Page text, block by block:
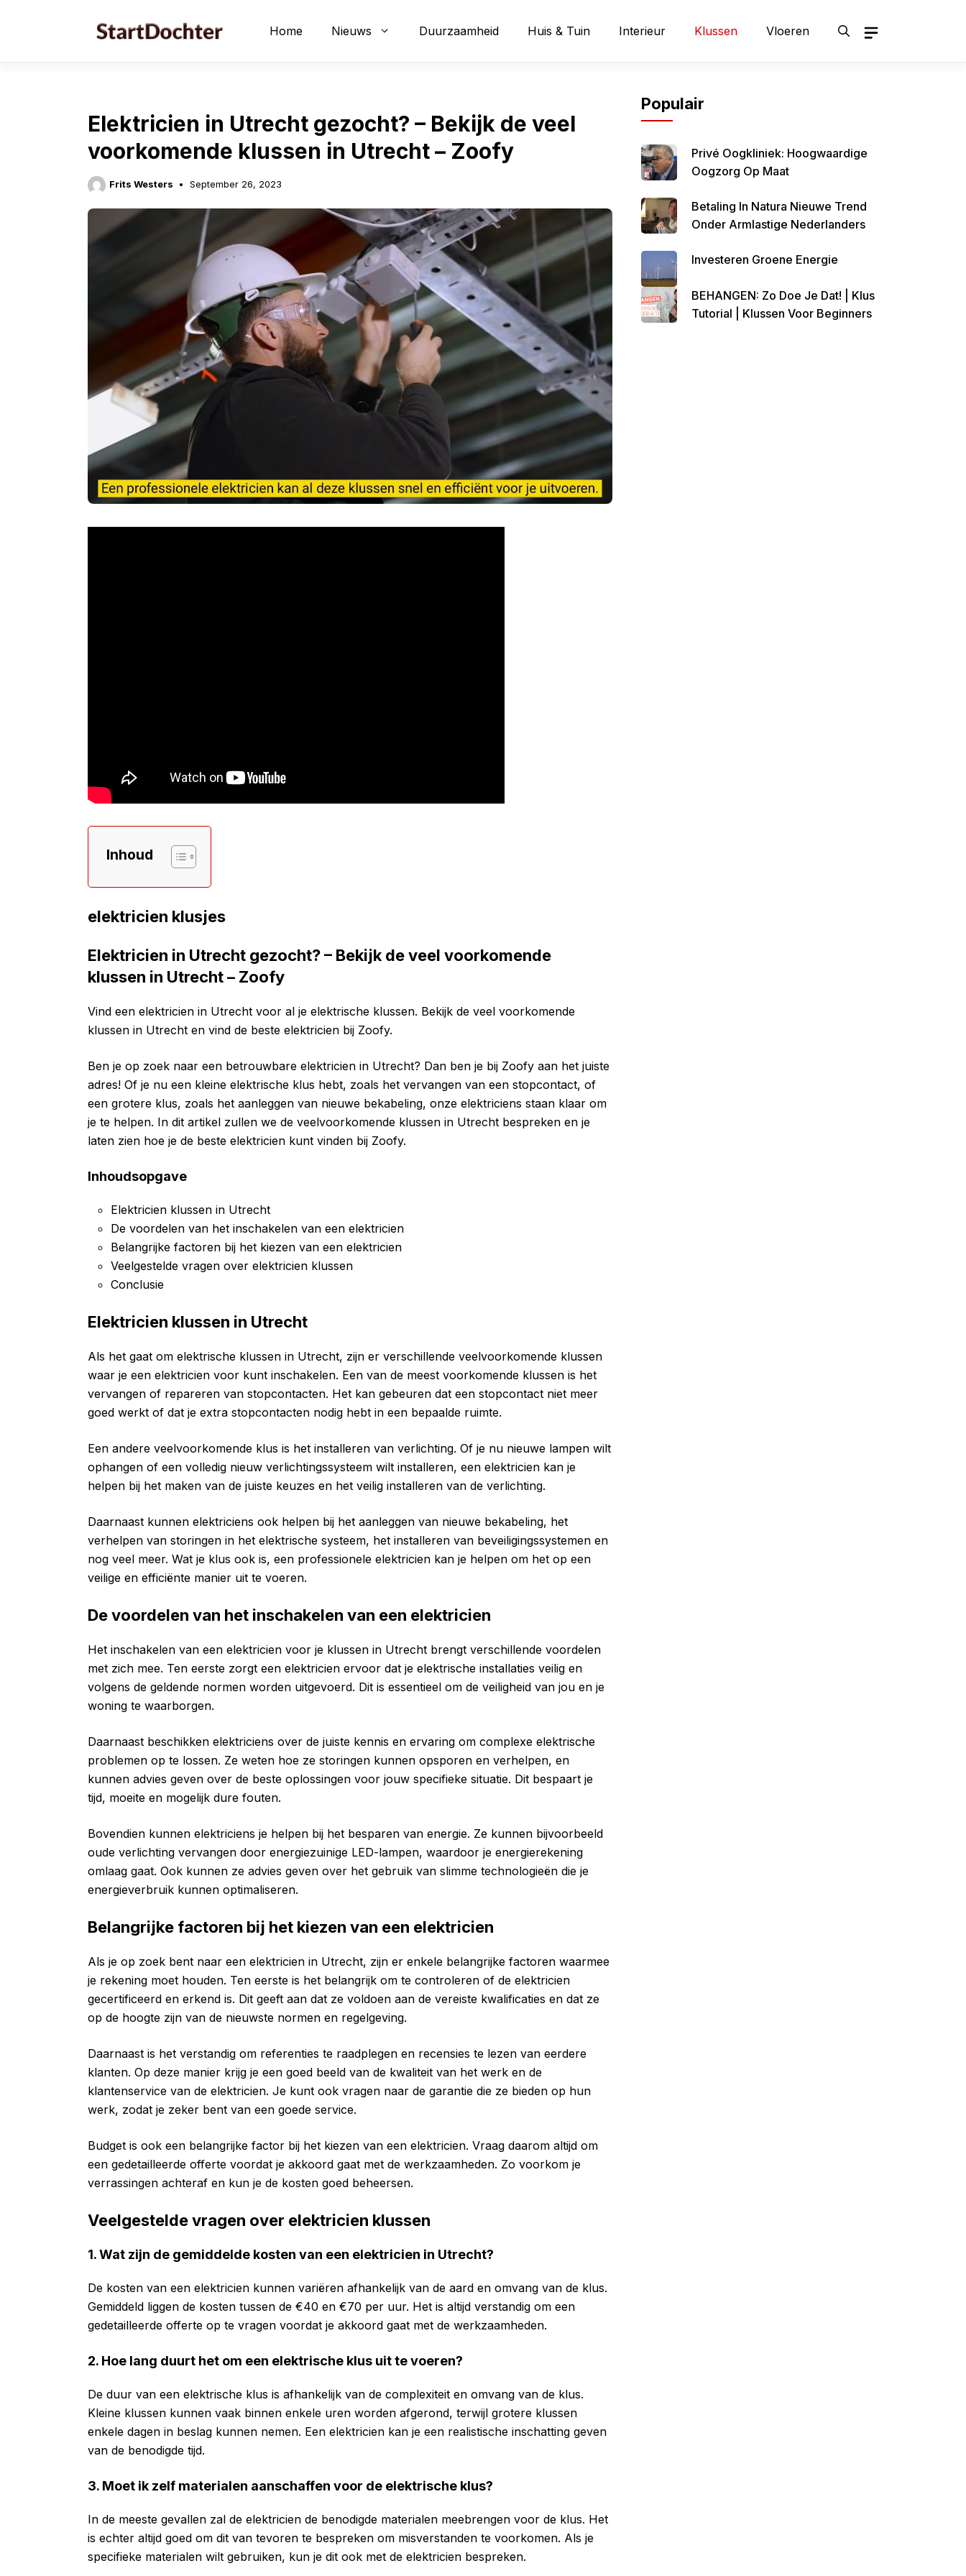
Home Nieuws Duurzaamheid Huis & Tuin Interieur Klussen Vloeren
Elektricien in Utrecht gezocht? – Bekijk de veel
voorkomende klussen in Utrecht – Zoofy
Frits Westers September 26, 2023
Inhoud
elektricien klusjes
Elektricien in Utrecht gezocht? – Bekijk de veel voorkomende
klussen in Utrecht – Zoofy
Vind een elektricien in Utrecht voor al je elektrische klussen. Bekijk de veel voorkomende
klussen in Utrecht en vind de beste elektricien bij Zoofy.
Ben je op zoek naar een betrouwbare elektricien in Utrecht? Dan ben je bij Zoofy aan het juiste
adres! Of je nu een kleine elektrische klus hebt, zoals het vervangen van een stopcontact, of
een grotere klus, zoals het aanleggen van nieuwe bekabeling, onze elektriciens staan klaar om
je te helpen. In dit artikel zullen we de veelvoorkomende klussen in Utrecht bespreken en je
laten zien hoe je de beste elektricien kunt vinden bij Zoofy.
Inhoudsopgave
Elektricien klussen in Utrecht
De voordelen van het inschakelen van een elektricien
Belangrijke factoren bij het kiezen van een elektricien
Veelgestelde vragen over elektricien klussen
Conclusie
Elektricien klussen in Utrecht
Als het gaat om elektrische klussen in Utrecht, zijn er verschillende veelvoorkomende klussen
waar je een elektricien voor kunt inschakelen. Een van de meest voorkomende klussen is het
vervangen of repareren van stopcontacten. Het kan gebeuren dat een stopcontact niet meer
goed werkt of dat je extra stopcontacten nodig hebt in een bepaalde ruimte.
Een andere veelvoorkomende klus is het installeren van verlichting. Of je nu nieuwe lampen wilt
ophangen of een volledig nieuw verlichtingssysteem wilt installeren, een elektricien kan je
helpen bij het maken van de juiste keuzes en het veilig installeren van de verlichting.
Daarnaast kunnen elektriciens ook helpen bij het aanleggen van nieuwe bekabeling, het
verhelpen van storingen in het elektrische systeem, het installeren van beveiligingssystemen en
nog veel meer. Wat je klus ook is, een professionele elektricien kan je helpen om het op een
veilige en efficiënte manier uit te voeren.
De voordelen van het inschakelen van een elektricien
Het inschakelen van een elektricien voor je klussen in Utrecht brengt verschillende voordelen
met zich mee. Ten eerste zorgt een elektricien ervoor dat je elektrische installaties veilig en
volgens de geldende normen worden uitgevoerd. Dit is essentieel om de veiligheid van jou en je
woning te waarborgen.
Daarnaast beschikken elektriciens over de juiste kennis en ervaring om complexe elektrische
problemen op te lossen. Ze weten hoe ze storingen kunnen opsporen en verhelpen, en
kunnen advies geven over de beste oplossingen voor jouw specifieke situatie. Dit bespaart je
tijd, moeite en mogelijk dure fouten.
Bovendien kunnen elektriciens je helpen bij het besparen van energie. Ze kunnen bijvoorbeeld
oude verlichting vervangen door energiezuinige LED-lampen, waardoor je energierekening
omlaag gaat. Ook kunnen ze advies geven over het gebruik van slimme technologieën die je
energieverbruik kunnen optimaliseren.
Belangrijke factoren bij het kiezen van een elektricien
Als je op zoek bent naar een elektricien in Utrecht, zijn er enkele belangrijke factoren waarmee
je rekening moet houden. Ten eerste is het belangrijk om te controleren of de elektricien
gecertificeerd en erkend is. Dit geeft aan dat ze voldoen aan de vereiste kwalificaties en dat ze
op de hoogte zijn van de nieuwste normen en regelgeving.
Daarnaast is het verstandig om referenties te raadplegen en recensies te lezen van eerdere
klanten. Op deze manier krijg je een goed beeld van de kwaliteit van het werk en de
klantenservice van de elektricien. Je kunt ook vragen naar de garantie die ze bieden op hun
werk, zodat je zeker bent van een goede service.
Budget is ook een belangrijke factor bij het kiezen van een elektricien. Vraag daarom altijd om
een gedetailleerde offerte voordat je akkoord gaat met de werkzaamheden. Zo voorkom je
verrassingen achteraf en kun je de kosten goed beheersen.
Veelgestelde vragen over elektricien klussen
1. Wat zijn de gemiddelde kosten van een elektricien in Utrecht?
De kosten van een elektricien kunnen variëren afhankelijk van de aard en omvang van de klus.
Gemiddeld liggen de kosten tussen de €40 en €70 per uur. Het is altijd verstandig om een
gedetailleerde offerte op te vragen voordat je akkoord gaat met de werkzaamheden.
2. Hoe lang duurt het om een elektrische klus uit te voeren?
De duur van een elektrische klus is afhankelijk van de complexiteit en omvang van de klus.
Kleine klussen kunnen vaak binnen enkele uren worden afgerond, terwijl grotere klussen
enkele dagen in beslag kunnen nemen. Een elektricien kan je een realistische inschatting geven
van de benodigde tijd.
3. Moet ik zelf materialen aanschaffen voor de elektrische klus?
In de meeste gevallen zal de elektricien de benodigde materialen meebrengen voor de klus. Het
is echter altijd goed om dit van tevoren te bespreken om misverstanden te voorkomen. Als je
specifieke materialen wilt gebruiken, kun je dit ook met de elektricien bespreken.
Populair
Privé Oogkliniek: Hoogwaardige
Oogzorg Op Maat
Betaling In Natura Nieuwe Trend
Onder Armlastige Nederlanders
Investeren Groene Energie
BEHANGEN: Zo Doe Je Dat! | Klus
Tutorial | Klussen Voor Beginners